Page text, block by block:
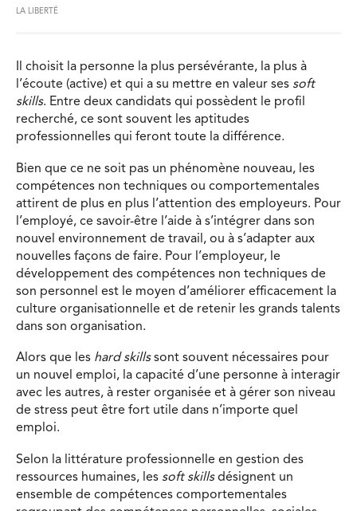
LA LIBERTÉ
Il choisit la personne la plus persévérante, la plus à
l’écoute (active) et qui a su mettre en valeur ses soft
skills. Entre deux candidats qui possèdent le profil
recherché, ce sont souvent les aptitudes
professionnelles qui feront toute la différence.
Bien que ce ne soit pas un phénomène nouveau, les
compétences non techniques ou comportementales
attirent de plus en plus l’attention des employeurs. Pour
l’employé, ce savoir-être l’aide à s’intégrer dans son
nouvel environnement de travail, ou à s’adapter aux
nouvelles façons de faire. Pour l’employeur, le
développement des compétences non techniques de
son personnel est le moyen d’améliorer efficacement la
culture organisationnelle et de retenir les grands talents
dans son organisation.
Alors que les hard skillssont souvent nécessaires pour
un nouvel emploi, la capacité d’une personne à interagir
avec les autres, à rester organisée et à gérer son niveau
de stress peut être fort utile dans n’importe quel
emploi.
Selon la littérature professionnelle en gestion des
ressources humaines, les soft skillsdésignent un
ensemble de compétences comportementales